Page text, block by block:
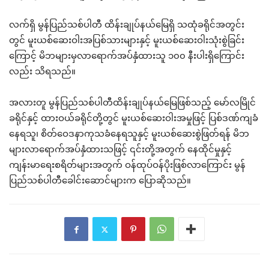
လက်ရှိ မွန်ပြည်သစ်ပါတီ ထိန်းချုပ်နယ်မြေရှိ သထုံခရိုင်အတွင်း
တွင် မူးယစ်ဆေးဝါးအပြစ်သားများနှင့် မူးယစ်ဆေးဝါးသုံးစွဲခြင်း
ကြောင့် မိဘများမှလာရောက်အပ်နှံထားသူ ၁၀၀ နီးပါးရှိကြောင်း
လည်း သိရသည်။
အလားတူ မွန်ပြည်သစ်ပါတီထိန်းချုပ်နယ်မြေဖြစ်သည့် မော်လမြိုင်
ခရိုင်နှင့် ထားဝယ်ခရိုင်တို့တွင် မူးယစ်ဆေးဝါးအမှုဖြင့် ပြစ်ဒဏ်ကျခံ
နေရသူ၊ စိတ်ဝေဒနာကုသခံနေရသူနှင့် မူးယစ်ဆေးစွဲဖြတ်ရန် မိဘ
များလာရောက်အပ်နှံထားသဖြင့် ၎င်းတို့အတွက် နေထိုင်မှုနှင့်
ကျန်းမာရေးစရိတ်များအတွက် ဝန်ထုပ်ဝန်ပိုးဖြစ်လာကြောင်း မွန်
ပြည်သစ်ပါတီခေါင်းဆောင်များက ပြောဆိုသည်။